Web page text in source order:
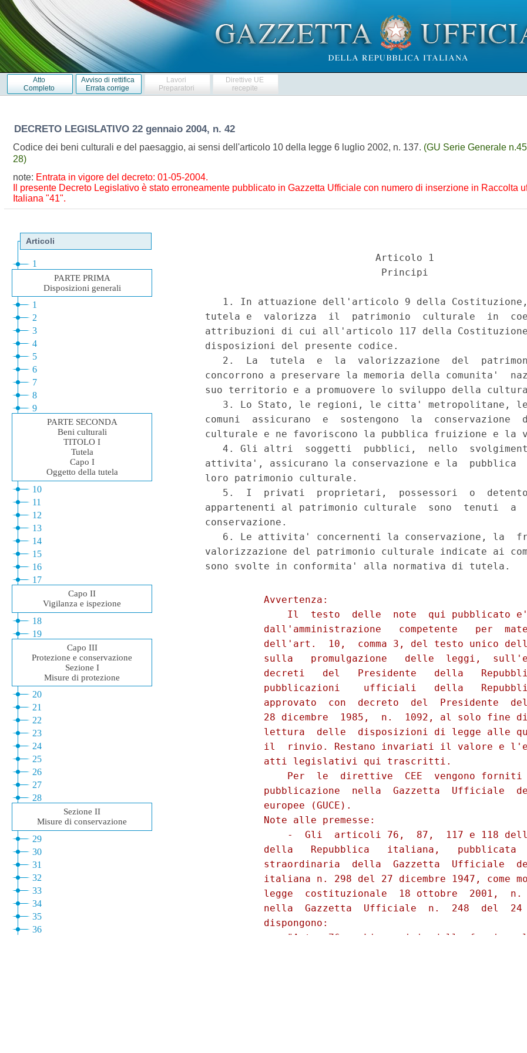
Atto
Completo
Avviso di rettifica
Errata corrige
Lavori
Preparatori
Direttive UE
recepite
DECRETO LEGISLATIVO 22 gennaio 2004, n. 42
Codice dei beni culturali e del paesaggio, ai sensi dell'articolo 10 della legge 6 luglio 2002, n. 137. (GU Serie Generale
28)
note: Entrata in vigore del decreto: 01-05-2004.
Il presente Decreto Legislativo è stato erroneamente pubblicato in Gazzetta Ufficiale con numero di inserzione in Raccolta
Italiana "41".